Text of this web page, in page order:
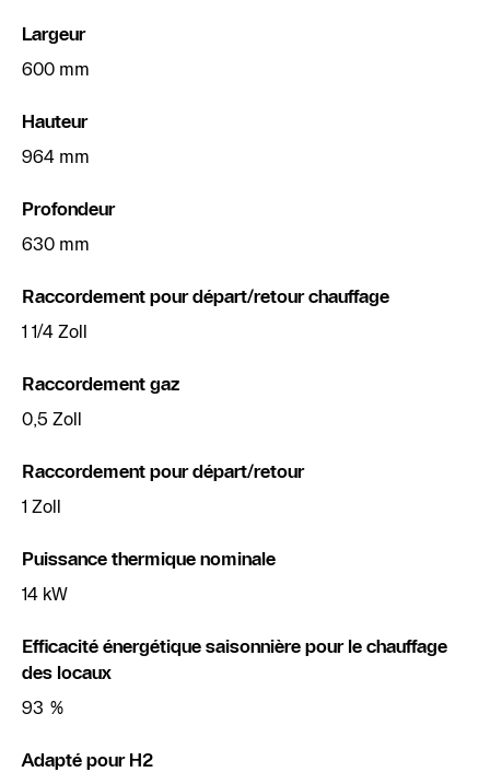
Largeur
600 mm
Hauteur
964 mm
Profondeur
630 mm
Raccordement pour départ/retour chauffage
1 1/4 Zoll
Raccordement gaz
0,5 Zoll
Raccordement pour départ/retour
1 Zoll
Puissance thermique nominale
14 kW
Efficacité énergétique saisonnière pour le chauffage
des locaux
93 %
Adapté pour H2